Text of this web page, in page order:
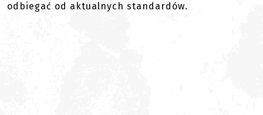
odbiegać od aktualnych standardów.